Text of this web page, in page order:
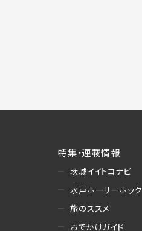
特集・連載情報
茨城イイトコナビ
水戸ホーリーホック
旅のススメ
おでかけガイド